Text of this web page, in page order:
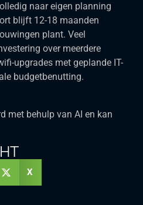
naar eigen planning
blijft 12-18 maanden
plant. Veel
over meerdere
upgrades met geplande IT-
budgetbenutting.
met behulp van AI en kan
X